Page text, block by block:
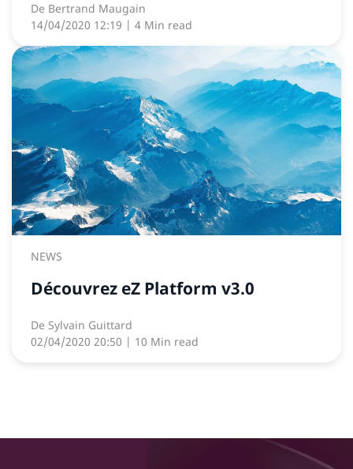
De Bertrand Maugain
14/04/2020 12:19 | 4 Min read
NEWS
Découvrez eZ Platform v3.0
De Sylvain Guittard
02/04/2020 20:50 | 10 Min read